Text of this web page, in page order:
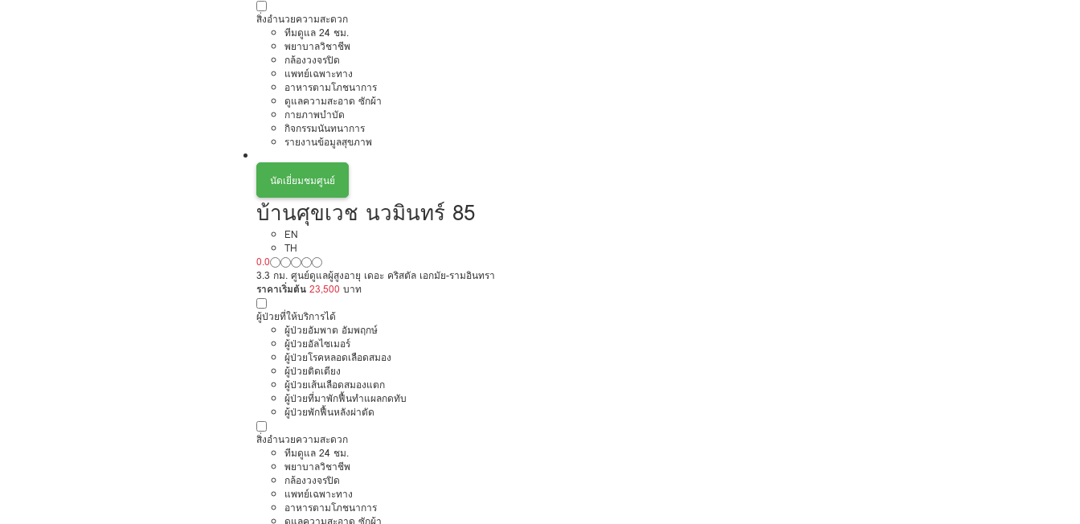
สิ่งอำนวยความสะดวก
ทีมดูแล 24 ชม.
พยาบาลวิชาชีพ
กล้องวงจรปิด
แพทย์เฉพาะทาง
อาหารตามโภชนาการ
ดูแลความสะอาด ซักผ้า
กายภาพบำบัด
กิจกรรมนันทนาการ
รายงานข้อมูลสุขภาพ
นัดเยี่ยมชมศูนย์
บ้านศุขเวช นวมินทร์ 85
EN
TH
0.0
3.3 กม. ศูนย์ดูแลผู้สูงอายุ เดอะ คริสตัล เอกมัย-รามอินทรา
ราคาเริ่มต้น 23,500 บาท
ผู้ป่วยที่ให้บริการได้
ผู้ป่วยอัมพาต อัมพฤกษ์
ผู้ป่วยอัลไซเมอร์
ผู้ป่วยโรคหลอดเลือดสมอง
ผู้ป่วยติดเตียง
ผู้ป่วยเส้นเลือดสมองแตก
ผู้ป่วยที่มาพักฟื้นทำแผลกดทับ
ผู้ป่วยพักฟื้นหลังผ่าตัด
สิ่งอำนวยความสะดวก
ทีมดูแล 24 ชม.
พยาบาลวิชาชีพ
กล้องวงจรปิด
แพทย์เฉพาะทาง
อาหารตามโภชนาการ
ดูแลความสะอาด ซักผ้า